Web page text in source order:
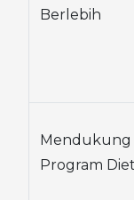
Berlebih
Mendukung
Program Diet